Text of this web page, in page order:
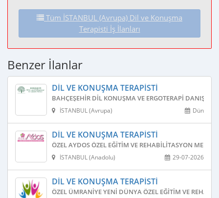
Tüm İSTANBUL (Avrupa) Dil ve Konuşma
Terapisti İş İlanları
Benzer İlanlar
DIL VE KONUŞMA TERAPISTI
BAHÇEŞEHIR DIL KONUŞMA VE ERGOTERAPI
Dün
İSTANBUL (Avrupa)
DIL VE KONUŞMA TERAPISTI
ÖZEL AYDOS ÖZEL EĞITIM VE REHABILITASYON
29-07-2026
İSTANBUL (Anadolu)
DIL VE KONUŞMA TERAPISTI
ÖZEL ÜMRANIYE YENI DÜNYA ÖZEL EĞITIM VE